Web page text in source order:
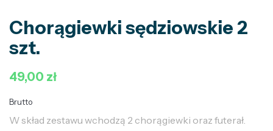
Chorągiewki sędziowskie 2
szt.
49,00 zł
Brutto
W skład zestawu wchodzą 2 chorągiewki oraz futerał.